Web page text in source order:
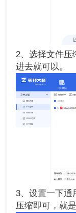
2、选择文件压
进去就可以。
3、设置一下通
压缩即可，就